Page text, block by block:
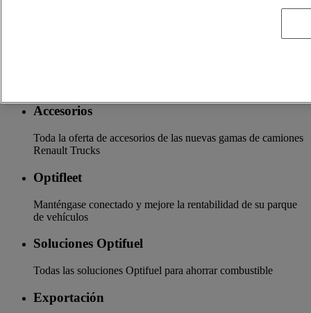
Accesorios
Toda la oferta de accesorios de las nuevas gamas de camiones
Renault Trucks
Optifleet
Manténgase conectado y mejore la rentabilidad de su parque
de vehículos
Soluciones Optifuel
Todas las soluciones Optifuel para ahorrar combustible
Exportación